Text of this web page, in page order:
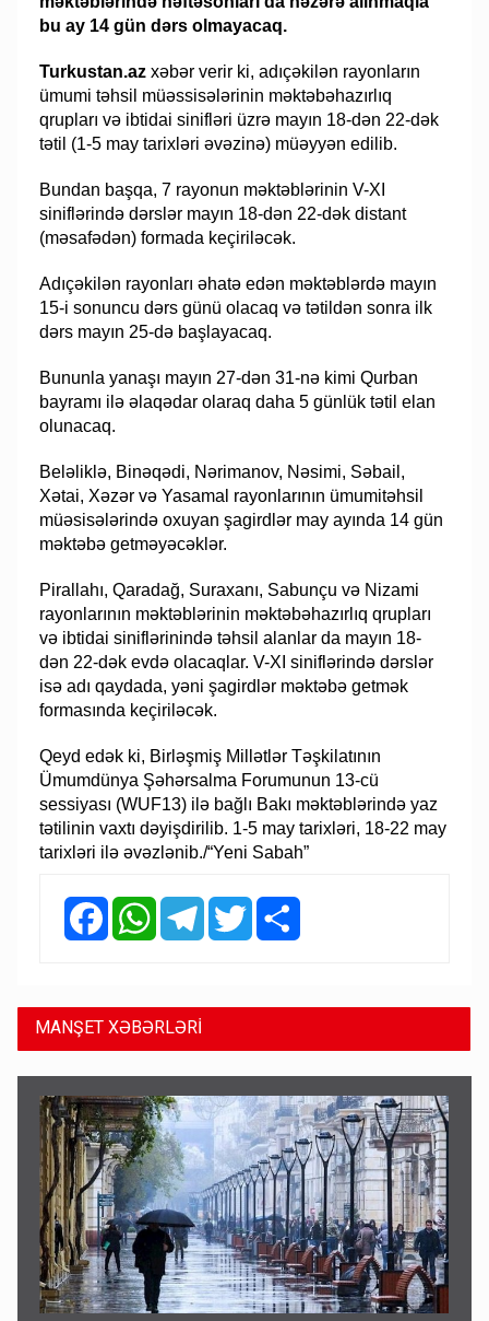
bu ay 14 gün dərs olmayacaq.
Turkustan.az xəbər verir ki, adıçəkilən rayonların
ümumi təhsil müəssisələrinin məktəbəhazırlıq
qrupları və ibtidai sinifləri üzrə mayın 18-dən 22-dək
tətil (1-5 may tarixləri əvəzinə) müəyyən edilib.
Bundan başqa, 7 rayonun məktəblərinin V-XI
siniflərində dərslər mayın 18-dən 22-dək distant
(məsafədən) formada keçiriləcək.
Adıçəkilən rayonları əhatə edən məktəblərdə mayın
15-i sonuncu dərs günü olacaq və tətildən sonra ilk
dərs mayın 25-də başlayacaq.
Bununla yanaşı mayın 27-dən 31-nə kimi Qurban
bayramı ilə əlaqədar olaraq daha 5 günlük tətil elan
olunacaq.
Beləliklə, Binəqədi, Nərimanov, Nəsimi, Səbail,
Xətai, Xəzər və Yasamal rayonlarının ümumitəhsil
müəsisələrində oxuyan şagirdlər may ayında 14 gün
məktəbə getməyəcəklər.
Pirallahı, Qaradağ, Suraxanı, Sabunçu və Nizami
rayonlarının məktəblərinin məktəbəhazırlıq qrupları
və ibtidai siniflərinində təhsil alanlar da mayın 18-
dən 22-dək evdə olacaqlar. V-XI siniflərində dərslər
isə adı qaydada, yəni şagirdlər məktəbə getmək
formasında keçiriləcək.
Qeyd edək ki, Birləşmiş Millətlər Təşkilatının
Ümumdünya Şəhərsalma Forumunun 13-cü
sessiyası (WUF13) ilə bağlı Bakı məktəblərində yaz
tətilinin vaxtı dəyişdirilib. 1-5 may tarixləri, 18-22 may
tarixləri ilə əvəzlənib./“Yeni Sabah”
FacebookWhatsAppTelegramTwitter
MANŞET XƏBƏRLƏRİ